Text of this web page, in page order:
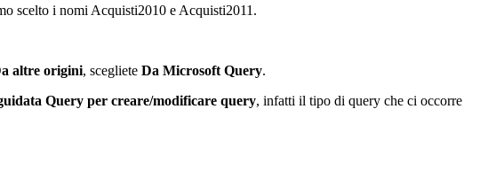
scelto i nomi Acquisti2010 e Acquisti2011.
altre origini, scegliete Da Microsoft Query.
Query per creare/modificare query, infatti il tipo di query che ci occorre